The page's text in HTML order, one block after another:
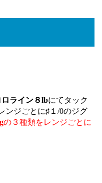
ライン８lbにてタック
ンジごとに♯１/0のジグ
の３種類をレンジごとに